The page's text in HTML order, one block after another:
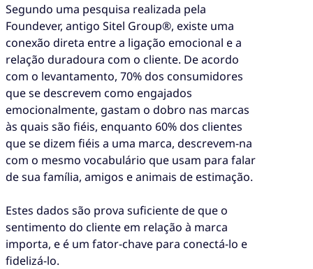
Segundo uma pesquisa realizada pela
Foundever, antigo Sitel Group®, existe uma
conexão direta entre a ligação emocional e a
relação duradoura com o cliente. De acordo
com o levantamento, 70% dos consumidores
que se descrevem como engajados
emocionalmente, gastam o dobro nas marcas
às quais são fiéis, enquanto 60% dos clientes
que se dizem fiéis a uma marca, descrevem-na
com o mesmo vocabulário que usam para falar
de sua família, amigos e animais de estimação.
Estes dados são prova suficiente de que o
sentimento do cliente em relação à marca
importa, e é um fator-chave para conectá-lo e
fidelizá-lo.